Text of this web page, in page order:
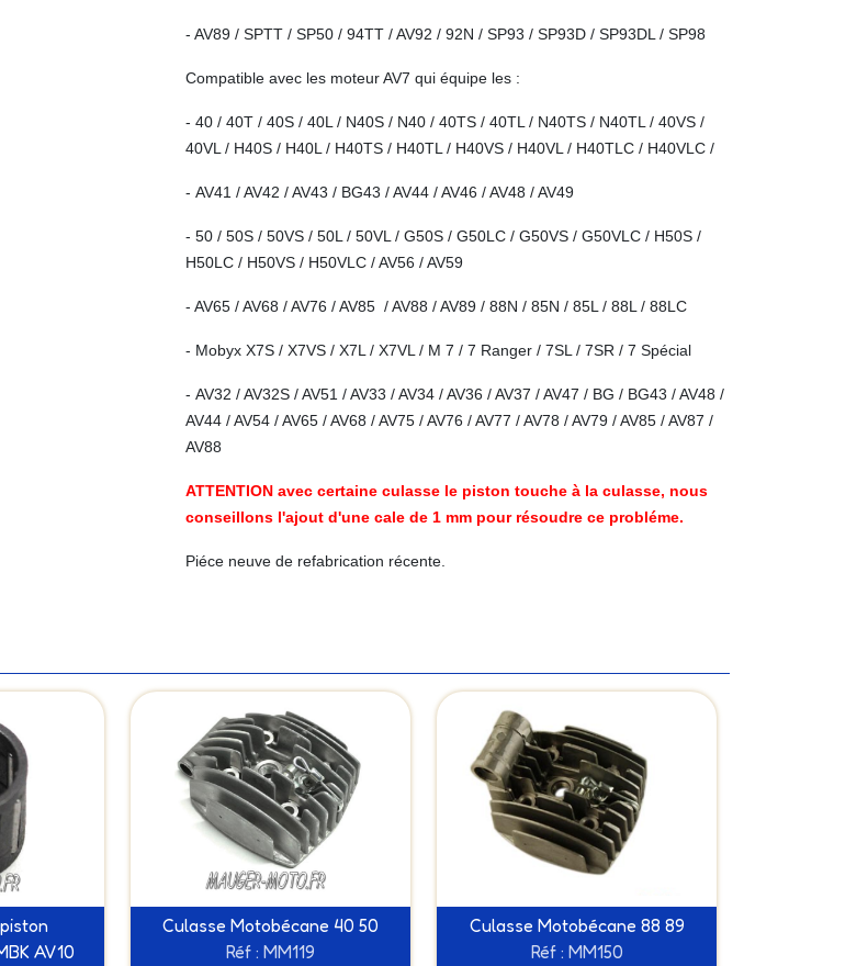
- AV89 / SPTT / SP50 / 94TT / AV92 / 92N / SP93 / SP93D / SP93DL / SP98
Compatible avec les moteur AV7 qui équipe les :
- 40 / 40T / 40S / 40L / N40S / N40 / 40TS / 40TL / N40TS / N40TL / 40VS /
40VL / H40S / H40L / H40TS / H40TL / H40VS / H40VL / H40TLC / H40VLC /
- AV41 / AV42 / AV43 / BG43 / AV44 / AV46 / AV48 / AV49
- 50 / 50S / 50VS / 50L / 50VL / G50S / G50LC / G50VS / G50VLC / H50S /
H50LC / H50VS / H50VLC / AV56 / AV59
- AV65 / AV68 / AV76 / AV85 / AV88 / AV89 / 88N / 85N / 85L / 88L / 88LC
- Mobyx X7S / X7VS / X7L / X7VL / M 7 / 7 Ranger / 7SL / 7SR / 7 Spécial
- AV32 / AV32S / AV51 / AV33 / AV34 / AV36 / AV37 / AV47 / BG / BG43 / AV48 /
AV44 / AV54 / AV65 / AV68 / AV75 / AV76 / AV77 / AV78 / AV79 / AV85 / AV87 /
AV88
ATTENTION avec certaine culasse le piston touche à la culasse, nous
conseillons l'ajout d'une cale de 1 mm pour résoudre ce probléme.
Piéce neuve de refabrication récente.
AV10
Culasse Motobécane 40 50
Réf : MM119
Culasse Motobécane 88 89
Réf : MM150